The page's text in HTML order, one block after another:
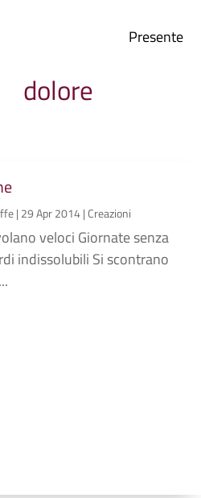
Presente
dolore
| 29 Apr 2014|Creazioni
veloci Giornate senza
indissolubili Si scontrano